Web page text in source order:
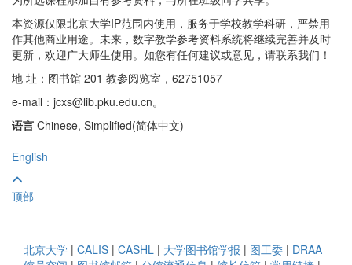
本资源仅限北京大学IP范围内使用，服务于学校教学科研，严禁用
作其他商业用途。未来，数字教学参考资料系统将继续完善并及时
更新，欢迎广大师生使用。如您有任何建议或意见，请联系我们！
地 址：图书馆 201 教参阅览室，62751057
e-mail：jcxs@lib.pku.edu.cn。
语言 Chinese, Simplified(简体中文)
English
顶部
北京大学 | CALIS | CASHL | 大学图书馆学报 | 图工委 | DRAA